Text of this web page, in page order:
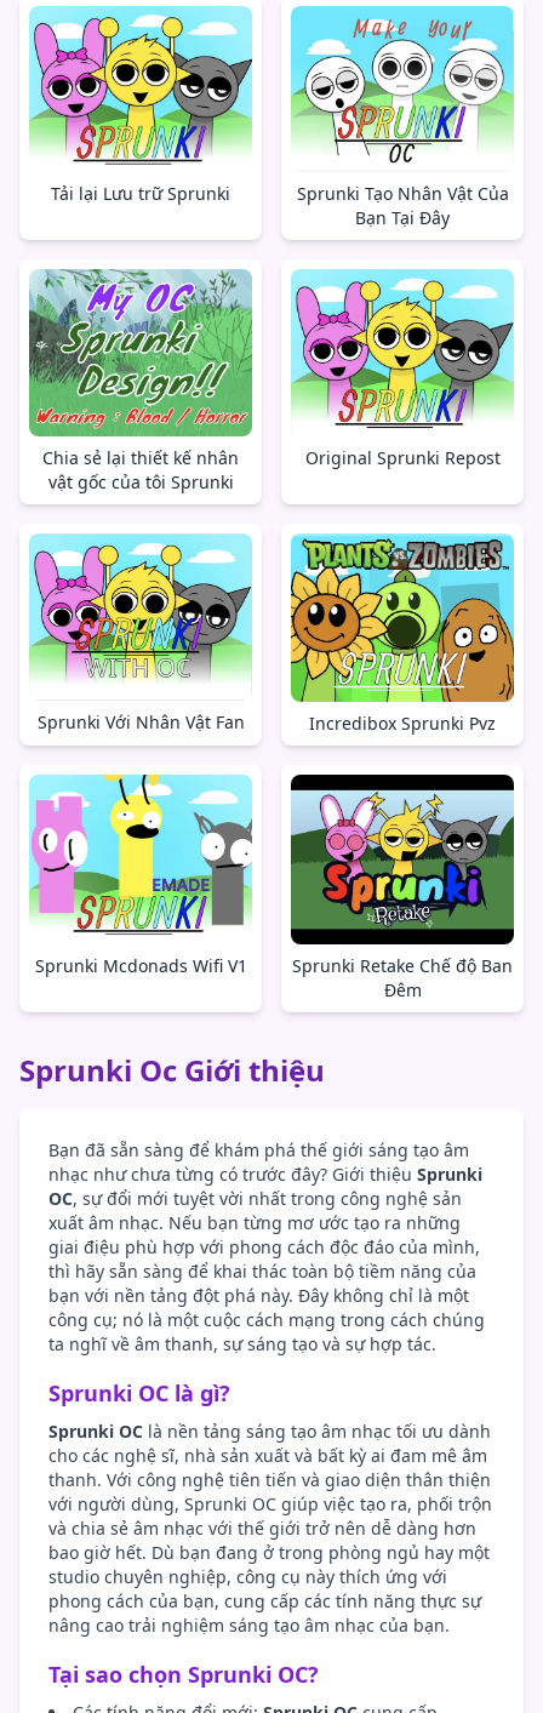
Tải lại Lưu trữ Sprunki
Sprunki Tạo Nhân Vật Của
Bạn Tại Đây
Chia sẻ lại thiết kế nhân
vật gốc của tôi Sprunki
Original Sprunki Repost
Sprunki Với Nhân Vật Fan Incredibox Sprunki Pvz
Sprunki Mcdonads Wifi V1
Sprunki Retake Chế độ Ban
Đêm
Sprunki Oc Giới thiệu
Bạn đã sẵn sàng để khám phá thế giới sáng tạo âm
nhạc như chưa từng có trước đây? Giới thiệu Sprunki
OC, sự đổi mới tuyệt vời nhất trong công nghệ sản
xuất âm nhạc. Nếu bạn từng mơ ước tạo ra những
giai điệu phù hợp với phong cách độc đáo của mình,
thì hãy sẵn sàng để khai thác toàn bộ tiềm năng của
bạn với nền tảng đột phá này. Đây không chỉ là một
công cụ; nó là một cuộc cách mạng trong cách chúng
ta nghĩ về âm thanh, sự sáng tạo và sự hợp tác.
Sprunki OC là gì?
Sprunki OC là nền tảng sáng tạo âm nhạc tối ưu dành
cho các nghệ sĩ, nhà sản xuất và bất kỳ ai đam mê âm
thanh. Với công nghệ tiên tiến và giao diện thân thiện
với người dùng, Sprunki OC giúp việc tạo ra, phối trộn
và chia sẻ âm nhạc với thế giới trở nên dễ dàng hơn
bao giờ hết. Dù bạn đang ở trong phòng ngủ hay một
studio chuyên nghiệp, công cụ này thích ứng với
phong cách của bạn, cung cấp các tính năng thực sự
nâng cao trải nghiệm sáng tạo âm nhạc của bạn.
Tại sao chọn Sprunki OC?